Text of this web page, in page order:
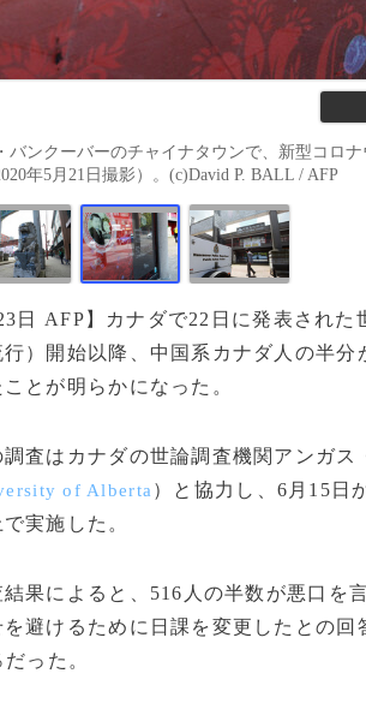
バンクーバーのチャイナタウンで、新型コロ
年5月21日撮影）。(c)David P. BALL / AFP
23日 AFP】カナダで22日に発表され
行）開始以降、中国系カナダ人の半
とが明らかになった。
査はカナダの世論調査機関アンガス
of Alberta ）と協力し、6月15日
実施した。
果によると、516人の半数が悪口を
を避けるために日課を変更したとの
った。